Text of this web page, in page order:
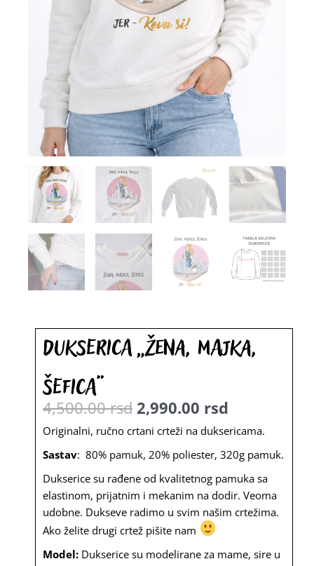
Dukserica „Žena, majka,
šefica“
4,500.00rsd
Originalna
cena
je
bila:
4,500.00
rsd.
2,990.00 rsd
Trenutna
cena
je:
2,990.00
rsd.
Originalni, ručno crtani crteži na duksericama.
Sastav: 80% pamuk, 20% poliester, 320g pamuk.
Dukserice su rađene od kvalitetnog pamuka sa
elastinom, prijatnim i mekanim na dodir. Veoma
udobne. Dukseve radimo u svim našim crtežima.
Ako želite drugi crtež pišite nam
Model: Dukserice su modelirane za mame, sire u